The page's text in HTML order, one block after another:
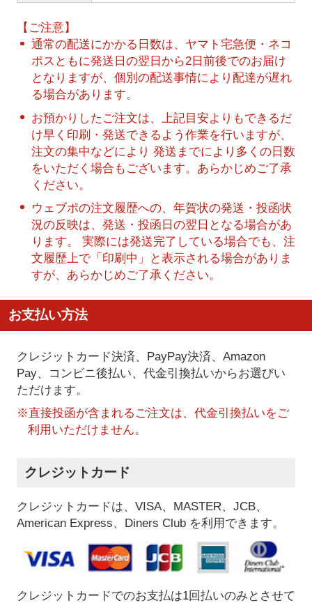
【ご注意】
通常の配送にかかる日数は、ヤマト宅急便・ネコ
ポスともに発送日の翌日から2日前後でのお届け
となりますが、個別の配送事情により配達が遅れ
る場合があります。
お預かりしたご注文は、上記目安よりもできるだ
け早く印刷・発送できるよう作業を行いますが、
注文の集中などにより 発送までにより多くの日数
をいただく場合もございます。あらかじめご了承
ください。
ウェブポの注文履歴への、年賀状の発送・投函状
況の反映は、発送・投函日の翌日となる場合があ
ります。 実際には発送完了している場合でも、注
文履歴上で「印刷中」と表示される場合がありま
すが、あらかじめご了承ください。
お支払い方法
クレジットカード決済、PayPay決済、Amazon
Pay、コンビニ後払い、代金引換払いからお選びい
ただけます。
※直接投函が含まれるご注文は、代金引換払いをご
利用いただけません。
クレジットカード
クレジットカードは、VISA、MASTER、JCB、
American Express、Diners Club を利用できます。
クレジットカードでのお支払は1回払いのみとさせて